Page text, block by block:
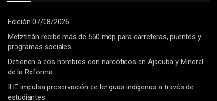
Edición 07/08/2026
Metztitlán recibe más de 550 mdp para carreteras, puentes y
programas sociales.
Detienen a dos hombres con narcóticos en Ajacuba y Mineral
de la Reforma
IHE impulsa preservación de lenguas indígenas a través de
estudiantes